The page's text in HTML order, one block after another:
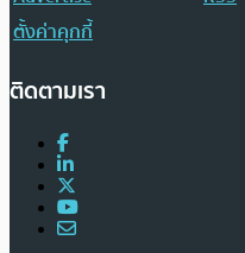
ตั้งค่าคุกกี้
ติดตามเรา